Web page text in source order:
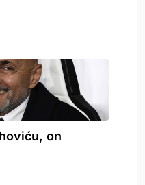
on